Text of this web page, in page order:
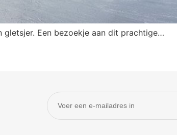
gletsjer. Een bezoekje aan dit prachtige…